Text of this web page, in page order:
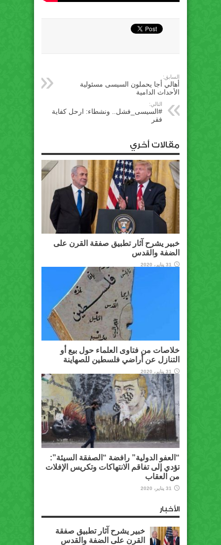
السابق:
أهالي أجا يحملون السيسى مسئولية
الأحداث الدامية
التالي:
#السيسى_فشل.. ونشطاء: ارحل كفاية
فقر
مقالات أخري
خبير يشرح آثار تطبيق صفقة القرن على
الضفة والقدس
31 يناير، 2020
خلاصات من فتاوى العلماء حول بيع أو
التنازل عن أراضي فلسطين للصهاينة
31 يناير، 2020
“العفو الدولية” رافضة “الصفقة السيئة”:
تؤدي إلى تفاقم الانتهاكات وتكريس الإفلات
من العقاب
31 يناير، 2020
الأخبار
خبير يشرح آثار تطبيق صفقة
القرن على الضفة والقدس